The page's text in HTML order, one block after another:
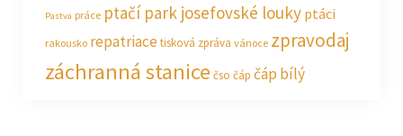
Pastva práce ptačí park josefovské louky ptáci
rakousko repatriacetisková zpráva vánoce zpravodaj
záchranná stanice čso čáp čáp bílý